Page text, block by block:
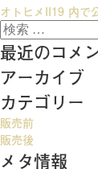
投
稿
ナ
ビ
ゲ
ー
オトヒメII19 内で
検
索:
最近のコメ
アーカイブ
カテゴリー
販売前
販売後
メタ情報